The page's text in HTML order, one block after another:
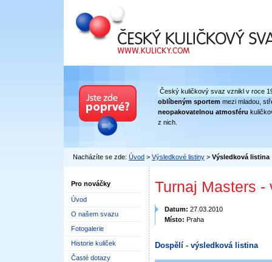
Český kuličkový svaz
Český kuličkový svaz vznikl v roce
oblíbeným sportem mezi mladou,
neopakovatelnou atmosféru
z nich.
Nacházíte se zde: Úvod > Výsledkové listiny > Výsledková listina
Pro nováčky
Úvod
O našem svazu
Fotogalerie
Historie kuliček
Časté dotazy
Turnaj Masters -
Datum: 27.03.2010
Místo: Praha
Dospělí - výsledková listina